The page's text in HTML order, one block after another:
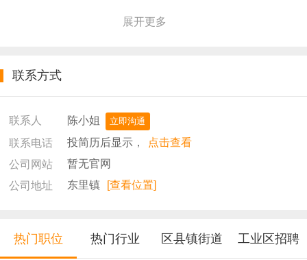
展开更多
联系方式
联系人 陈小姐 立即沟通
联系电话 投简历后显示，
点击查看
公司网站
暂无官网
公司地址
东里镇 [查看位置]
热门职位 热门行业 区县镇街道 工业区招聘